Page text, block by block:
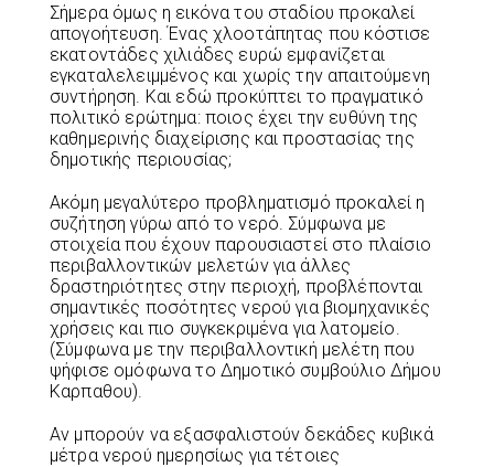
Σήμερα όμως η εικόνα του σταδίου προκαλεί
απογοήτευση. Ένας χλοοτάπητας που κόστισε
εκατοντάδες χιλιάδες ευρώ εμφανίζεται
εγκαταλελειμμένος και χωρίς την απαιτούμενη
συντήρηση. Και εδώ προκύπτει το πραγματικό
πολιτικό ερώτημα: ποιος έχει την ευθύνη της
καθημερινής διαχείρισης και προστασίας της
δημοτικής περιουσίας;
Ακόμη μεγαλύτερο προβληματισμό προκαλεί η
συζήτηση γύρω από το νερό. Σύμφωνα με
στοιχεία που έχουν παρουσιαστεί στο πλαίσιο
περιβαλλοντικών μελετών για άλλες
δραστηριότητες στην περιοχή, προβλέπονται
σημαντικές ποσότητες νερού για βιομηχανικές
χρήσεις και πιο συγκεκριμένα για λατομείο.
(Σύμφωνα με την περιβαλλοντική μελέτη που
ψήφισε ομόφωνα το Δημοτικό συμβούλιο Δήμου
Καρπαθου).
Αν μπορούν να εξασφαλιστούν δεκάδες κυβικά
μέτρα νερού ημερησίως για τέτοιες